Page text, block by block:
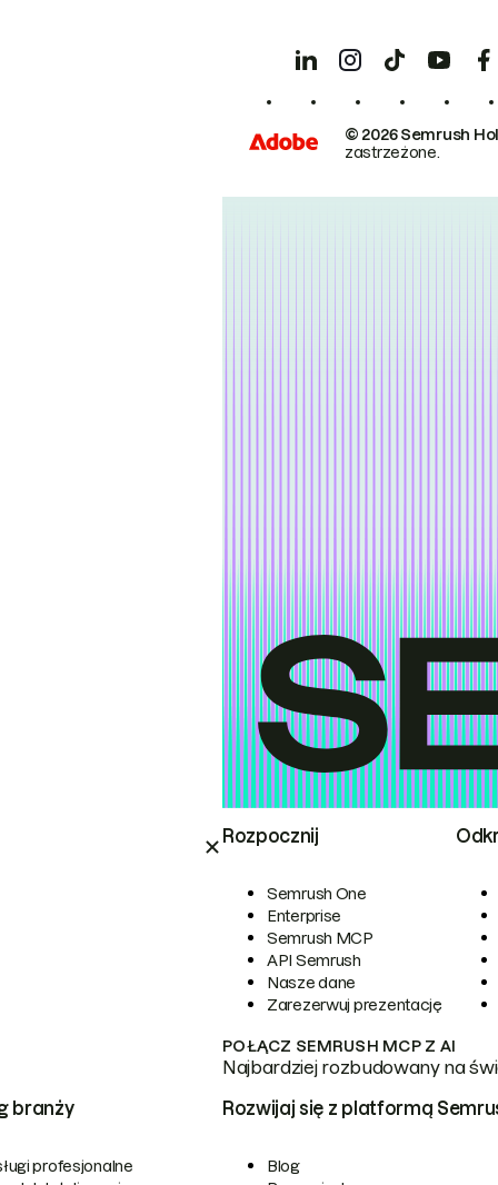
Rozpocznij
Semrush One
Enterprise
Semrush MCP
API Semrush
Nasze dane
Zarezerwuj prezentację
POŁĄCZ SEMRUSH MCP Z AI
Najbardziej rozbudowany na
branży
profesjonalne
Rozwijaj się z platformą
Blog
© 2026 Semrush
zastrzeżone.